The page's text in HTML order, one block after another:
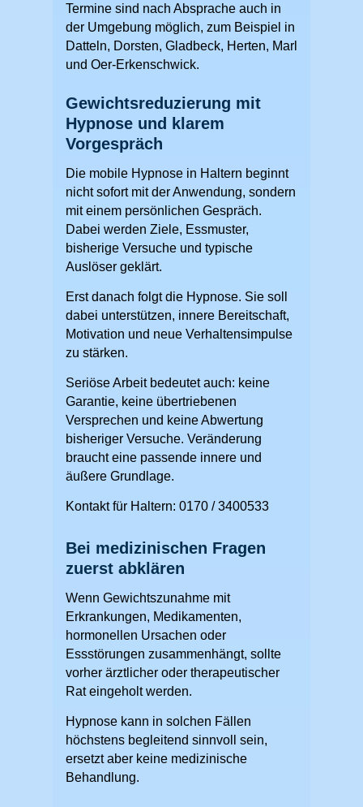
Termine sind nach Absprache auch in
der Umgebung möglich, zum Beispiel in
Datteln, Dorsten, Gladbeck, Herten, Marl
und Oer-Erkenschwick.
Gewichtsreduzierung mit
Hypnose und klarem
Vorgespräch
Die mobile Hypnose in Haltern beginnt
nicht sofort mit der Anwendung, sondern
mit einem persönlichen Gespräch.
Dabei werden Ziele, Essmuster,
bisherige Versuche und typische
Auslöser geklärt.
Erst danach folgt die Hypnose. Sie soll
dabei unterstützen, innere Bereitschaft,
Motivation und neue Verhaltensimpulse
zu stärken.
Seriöse Arbeit bedeutet auch: keine
Garantie, keine übertriebenen
Versprechen und keine Abwertung
bisheriger Versuche. Veränderung
braucht eine passende innere und
äußere Grundlage.
Kontakt für Haltern: 0170 / 3400533
Bei medizinischen Fragen
zuerst abklären
Wenn Gewichtszunahme mit
Erkrankungen, Medikamenten,
hormonellen Ursachen oder
Essstörungen zusammenhängt, sollte
vorher ärztlicher oder therapeutischer
Rat eingeholt werden.
Hypnose kann in solchen Fällen
höchstens begleitend sinnvoll sein,
ersetzt aber keine medizinische
Behandlung.